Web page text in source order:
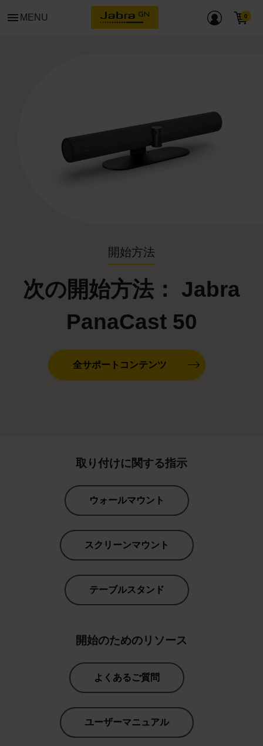
menu MENU
開始方法
次の開始方法： Jabra
PanaCast 50
全サポートコンテンツ
取り付けに関する指示
ウォールマウント
スクリーンマウント
テーブルスタンド
開始のためのリソース
よくあるご質問
ユーザーマニュアル